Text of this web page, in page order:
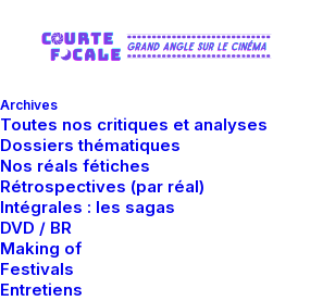
Archives
Toutes nos critiques et analyses
Dossiers thématiques
Nos réals fétiches
Rétrospectives (par réal)
Intégrales : les sagas
DVD / BR
Making of
Festivals
Entretiens